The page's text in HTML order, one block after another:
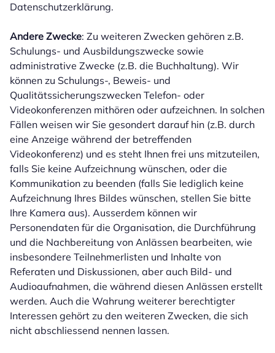
Datenschutzerklärung.
Andere Zwecke: Zu weiteren Zwecken gehören z.B.
Schulungs- und Ausbildungszwecke sowie
administrative Zwecke (z.B. die Buchhaltung). Wir
können zu Schulungs-, Beweis- und
Qualitätssicherungszwecken Telefon- oder
Videokonferenzen mithören oder aufzeichnen. In solchen
Fällen weisen wir Sie gesondert darauf hin (z.B. durch
eine Anzeige während der betreffenden
Videokonferenz) und es steht Ihnen frei uns mitzuteilen,
falls Sie keine Aufzeichnung wünschen, oder die
Kommunikation zu beenden (falls Sie lediglich keine
Aufzeichnung Ihres Bildes wünschen, stellen Sie bitte
Ihre Kamera aus). Ausserdem können wir
Personendaten für die Organisation, die Durchführung
und die Nachbereitung von Anlässen bearbeiten, wie
insbesondere Teilnehmerlisten und Inhalte von
Referaten und Diskussionen, aber auch Bild- und
Audioaufnahmen, die während diesen Anlässen erstellt
werden. Auch die Wahrung weiterer berechtigter
Interessen gehört zu den weiteren Zwecken, die sich
nicht abschliessend nennen lassen.